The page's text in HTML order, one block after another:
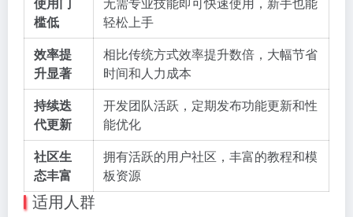
槛低
轻松上手
效率提
升显著
相比传统方式效率提升数倍，大幅节省
时间和人力成本
持续迭
代更新
开发团队活跃，定期发布功能更新和性
能优化
社区生
态丰富
拥有活跃的用户社区，丰富的教程和模
板资源
适用人群